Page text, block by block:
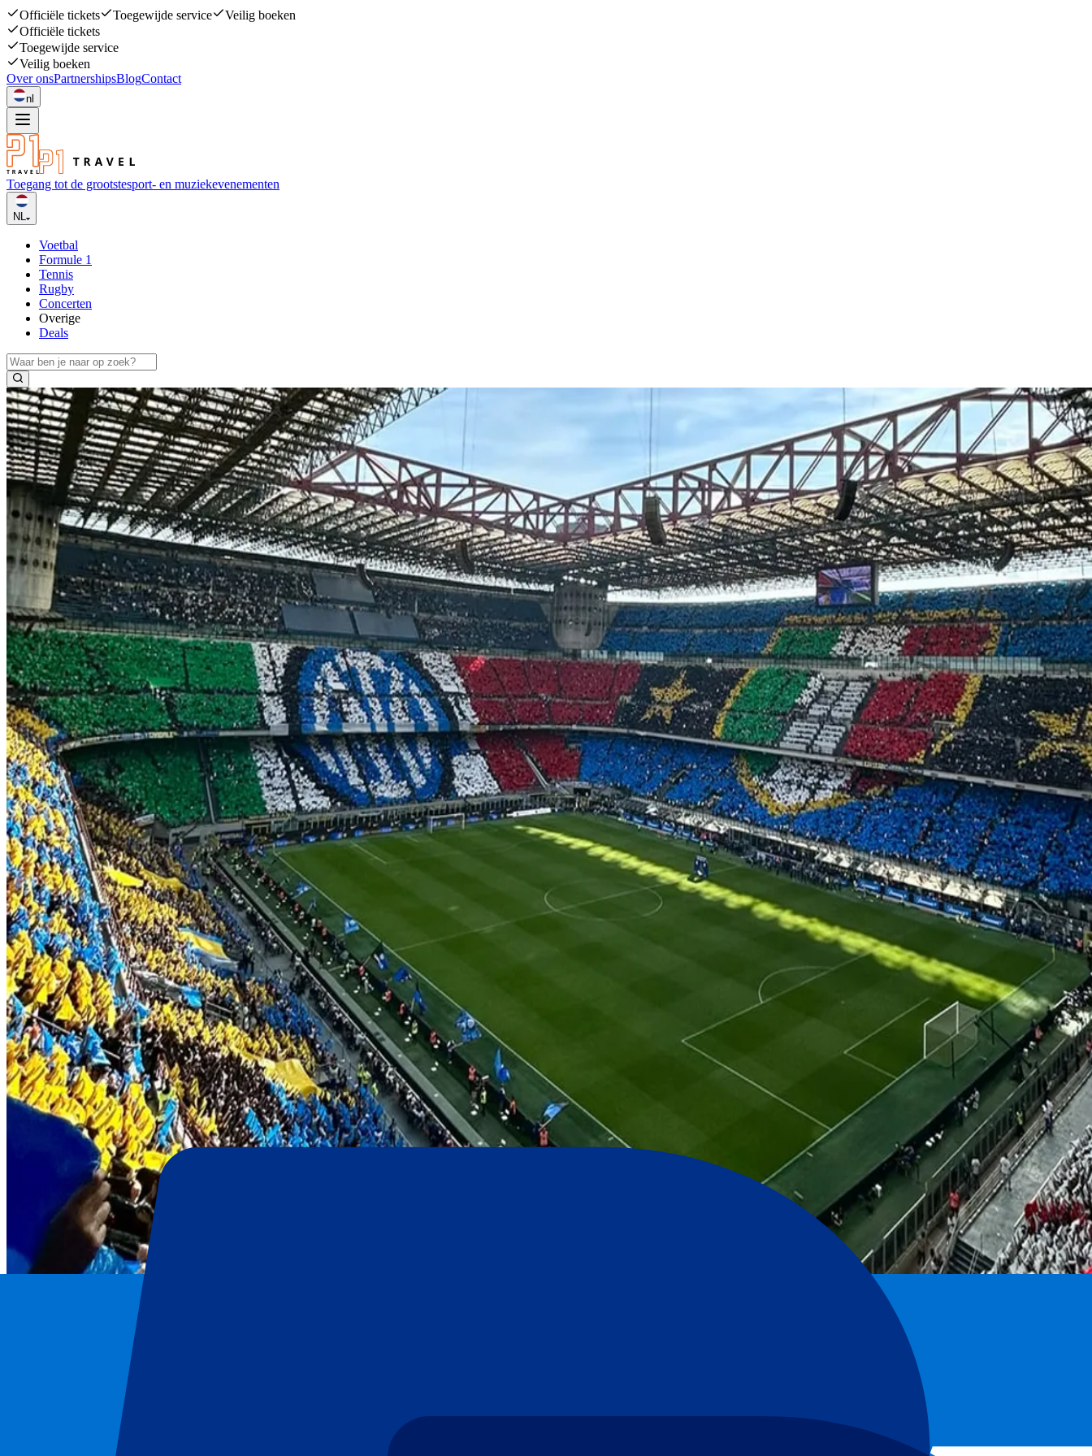
Officiële tickets Toegewijde service
Veilig boeken
Officiële tickets
Toegewijde service
Veilig boeken
Over onsPartnershipsBlogContact
nl
Toegang tot de grootstesport- en muziekevenementen
NL
Voetbal
Formule 1
Tennis
Rugby
Concerten
Overige
Deals
FC Internazionale Milano vs Kairat Almaty